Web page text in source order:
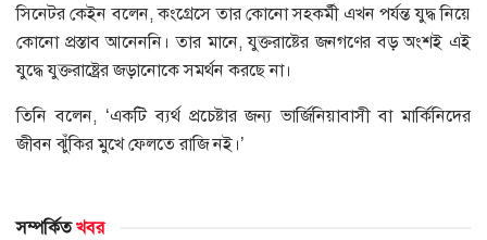
সিনেটর কেইন বলেন, কংগ্রেসে তার কোনো সহকর্মী এখন পর্যন্ত যুদ্ধ নিয়ে
কোনো প্রস্তাব আনেননি। তার মানে, যুক্তরাষ্টের জনগণের বড় অংশই এই
যুদ্ধে যুক্তরাষ্ট্রের জড়ানোকে সমর্থন করছে না।
তিনি বলেন, ‘একটি ব্যর্থ প্রচেষ্টার জন্য ভার্জিনিয়াবাসী বা মার্কিনিদের
জীবন ঝুঁকির মুখে ফেলতে রাজি নই।’
সম্পর্কিতখবর